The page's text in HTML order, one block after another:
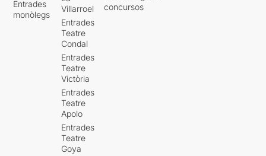
Entrades
monòlegs
Villarroel
Entrades
Teatre
Condal
Entrades
Teatre
Victòria
Entrades
Teatre
Apolo
Entrades
Teatre
Goya
concursos